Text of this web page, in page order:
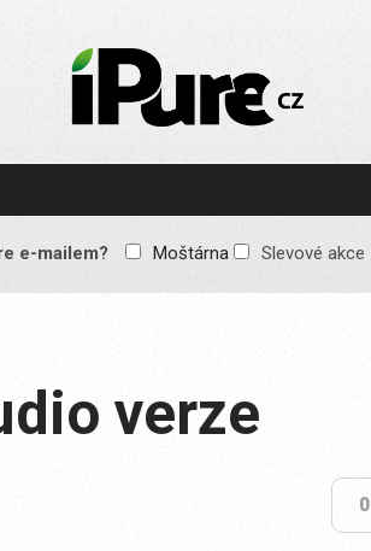
IPURE.CZ
Prémiový Apple e-
reklamy, žádné
obsah pro všechny
e-mailem? Moštárna Slevové akce
verze
0